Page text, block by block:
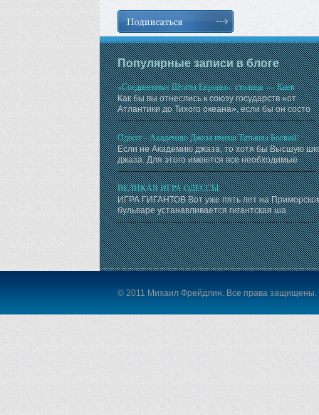
Популярные записи в блоге
«Соединенные Штаты Европы»: столица — Киев
Как бы вы отнеслись к союзу государств «от
Атлантики до Тихого океана», если бы он состо
Одессе - Академию Джаза имени Татьяны Боевой!
Если не Академию джаза, то хотя бы Высшую
джаза. Для этого имеются все необходимые
ВЕЛИКАЯ ИГРА ОДЕССЫ
ИГРА ГИГАНТОВ Вот уже пять лет на
бульваре устанавливается гигантская ша
© 2011 Михаил Фрейдлин. Все права защищены.